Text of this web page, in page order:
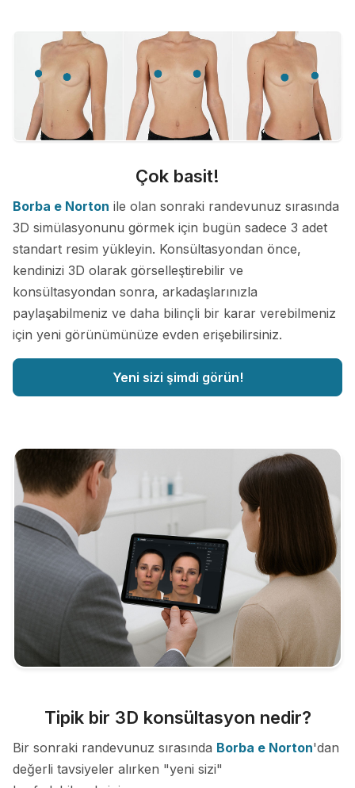
Çok basit!
Borba e Norton ile olan sonraki randevunuz sırasında
3D simülasyonunu görmek için bugün sadece 3 adet
standart resim yükleyin. Konsültasyondan önce,
kendinizi 3D olarak görselleştirebilir ve
konsültasyondan sonra, arkadaşlarınızla
paylaşabilmeniz ve daha bilinçli bir karar verebilmeniz
için yeni görünümünüze evden erişebilirsiniz.
Yeni sizi şimdi görün!
Tipik bir 3D konsültasyon nedir?
Bir sonraki randevunuz sırasında Borba e Norton'dan
değerli tavsiyeler alırken "yeni sizi"